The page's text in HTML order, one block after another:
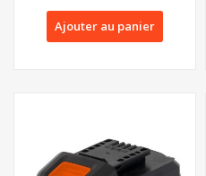
Ajouter au panier